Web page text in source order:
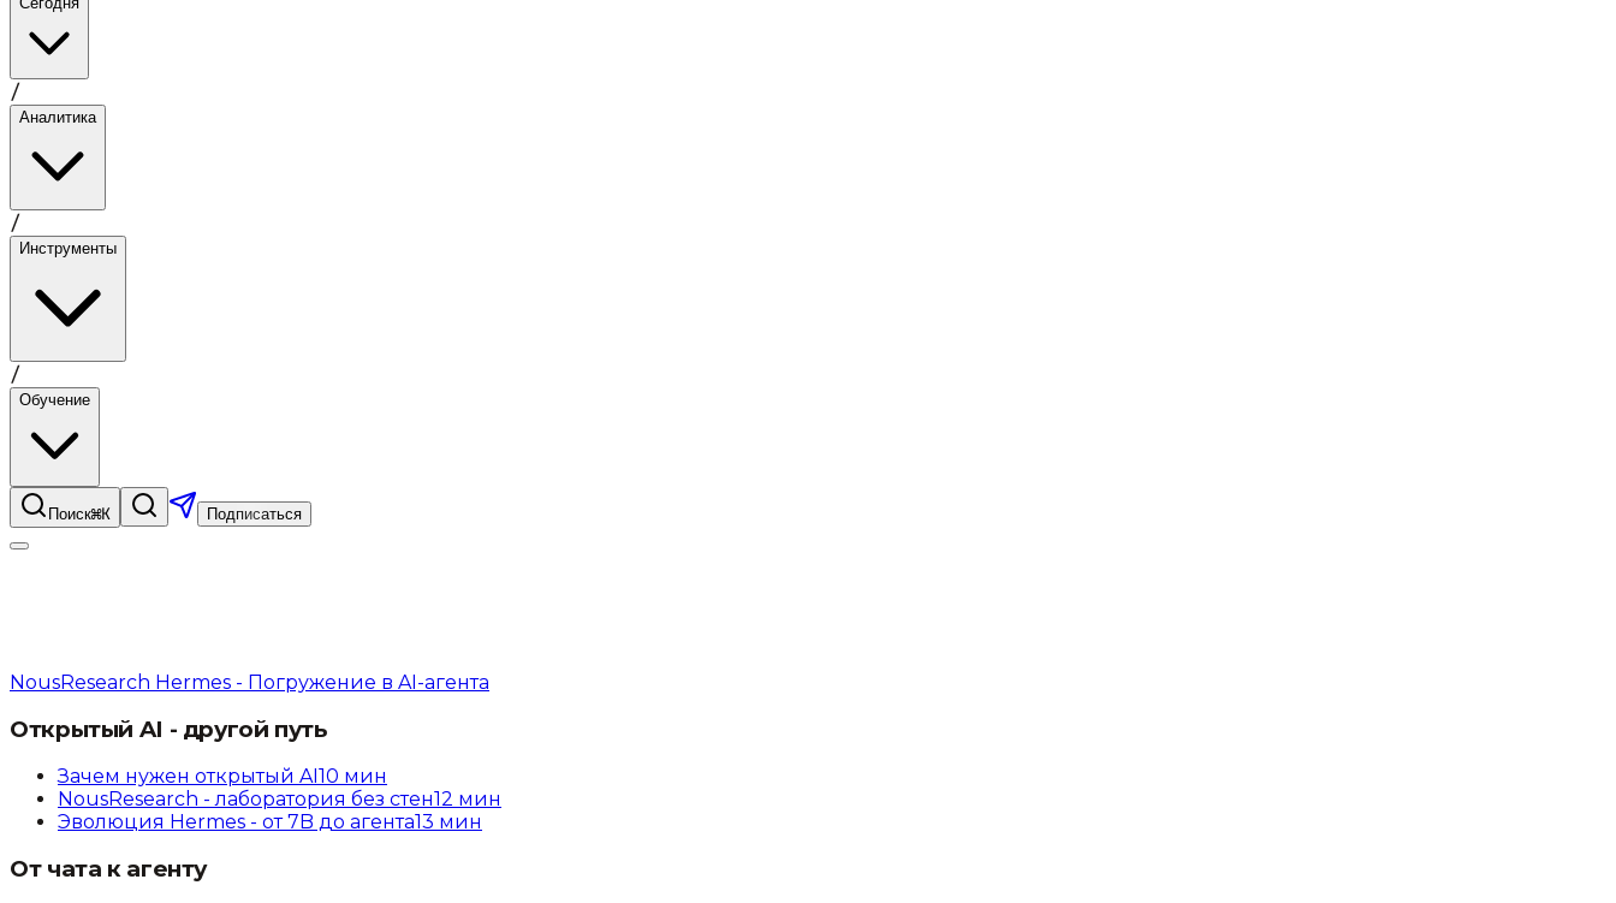
/
Аналитика
/
Инструменты
/
Обучение
Поиск⌘K Подписаться
NousResearch Hermes - Погружение в AI-агента
Открытый AI - другой путь
Зачем нужен открытый AI 10 мин
NousResearch - лаборатория без стен12 мин
Эволюция Hermes - от 7B до агента13 мин
От чата к агенту